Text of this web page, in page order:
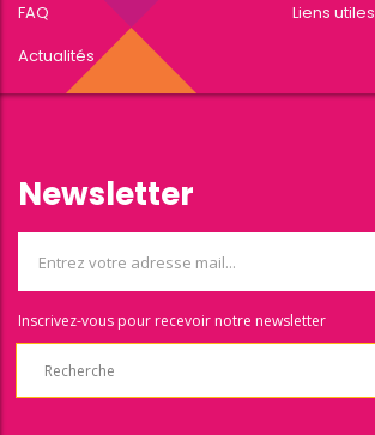
FAQ
Liens utiles
Actualités
Newsletter
Inscrivez-vous pour recevoir notre newsletter